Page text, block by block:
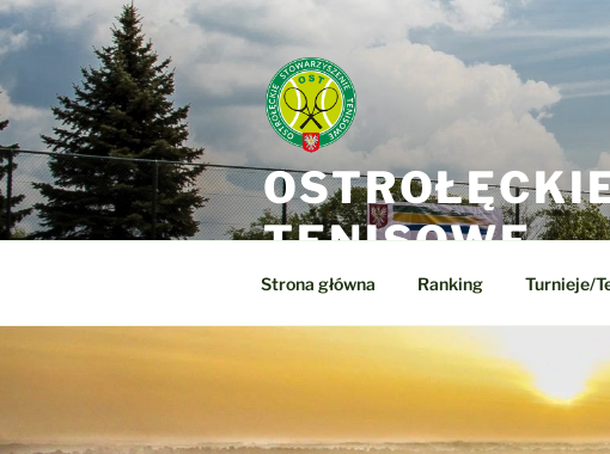
Przejdź
do
TENISOWE
Strona główna Ranking Turnieje/